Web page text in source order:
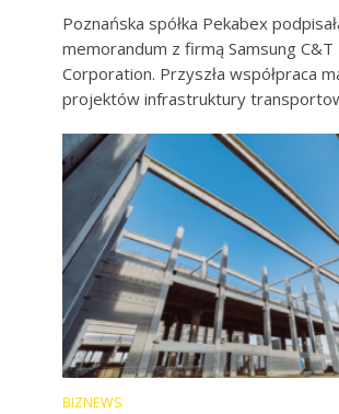
Poznańska spółka Pekabex
memorandum z firmą Samsung C&T
Corporation. Przyszła współpraca
projektów infrastruktury
BIZNEWS